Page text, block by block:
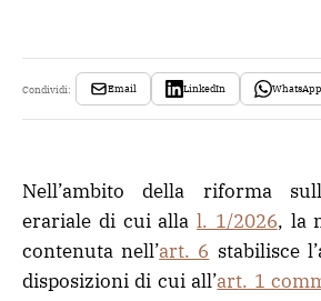
Condividi: Email LinkedIn WhatsApp
Nell’ambito della riforma
erariale di cui alla l. 1/2026, la
contenuta nell’art. 6 stabilisce
disposizioni di cui all’art. 1